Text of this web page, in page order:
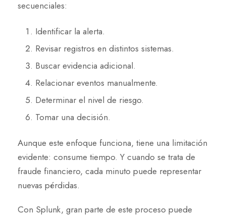
secuenciales:
Identificar la alerta.
Revisar registros en distintos sistemas.
Buscar evidencia adicional.
Relacionar eventos manualmente.
Determinar el nivel de riesgo.
Tomar una decisión.
Aunque este enfoque funciona, tiene una limitación
evidente: consume tiempo. Y cuando se trata de
fraude financiero, cada minuto puede representar
nuevas pérdidas.
Con Splunk, gran parte de este proceso puede